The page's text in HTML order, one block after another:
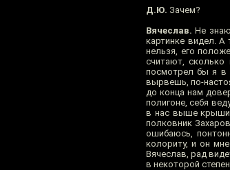
Д.Ю. Зачем?
Вячеслав. Не
картинке видел. А
нельзя, его
считают, сколько
посмотрел бы я в
вырвешь, по-
до конца нам
полигоне, себя
в нас выше
полковник
ошибаюсь,
колориту, и он
Вячеслав, рад
в некоторой